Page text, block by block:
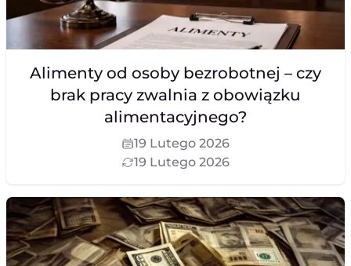
Alimenty od osoby bezrobotnej – czy
brak pracy zwalnia z obowiązku
alimentacyjnego?
19 Lutego 2026
19 Lutego 2026